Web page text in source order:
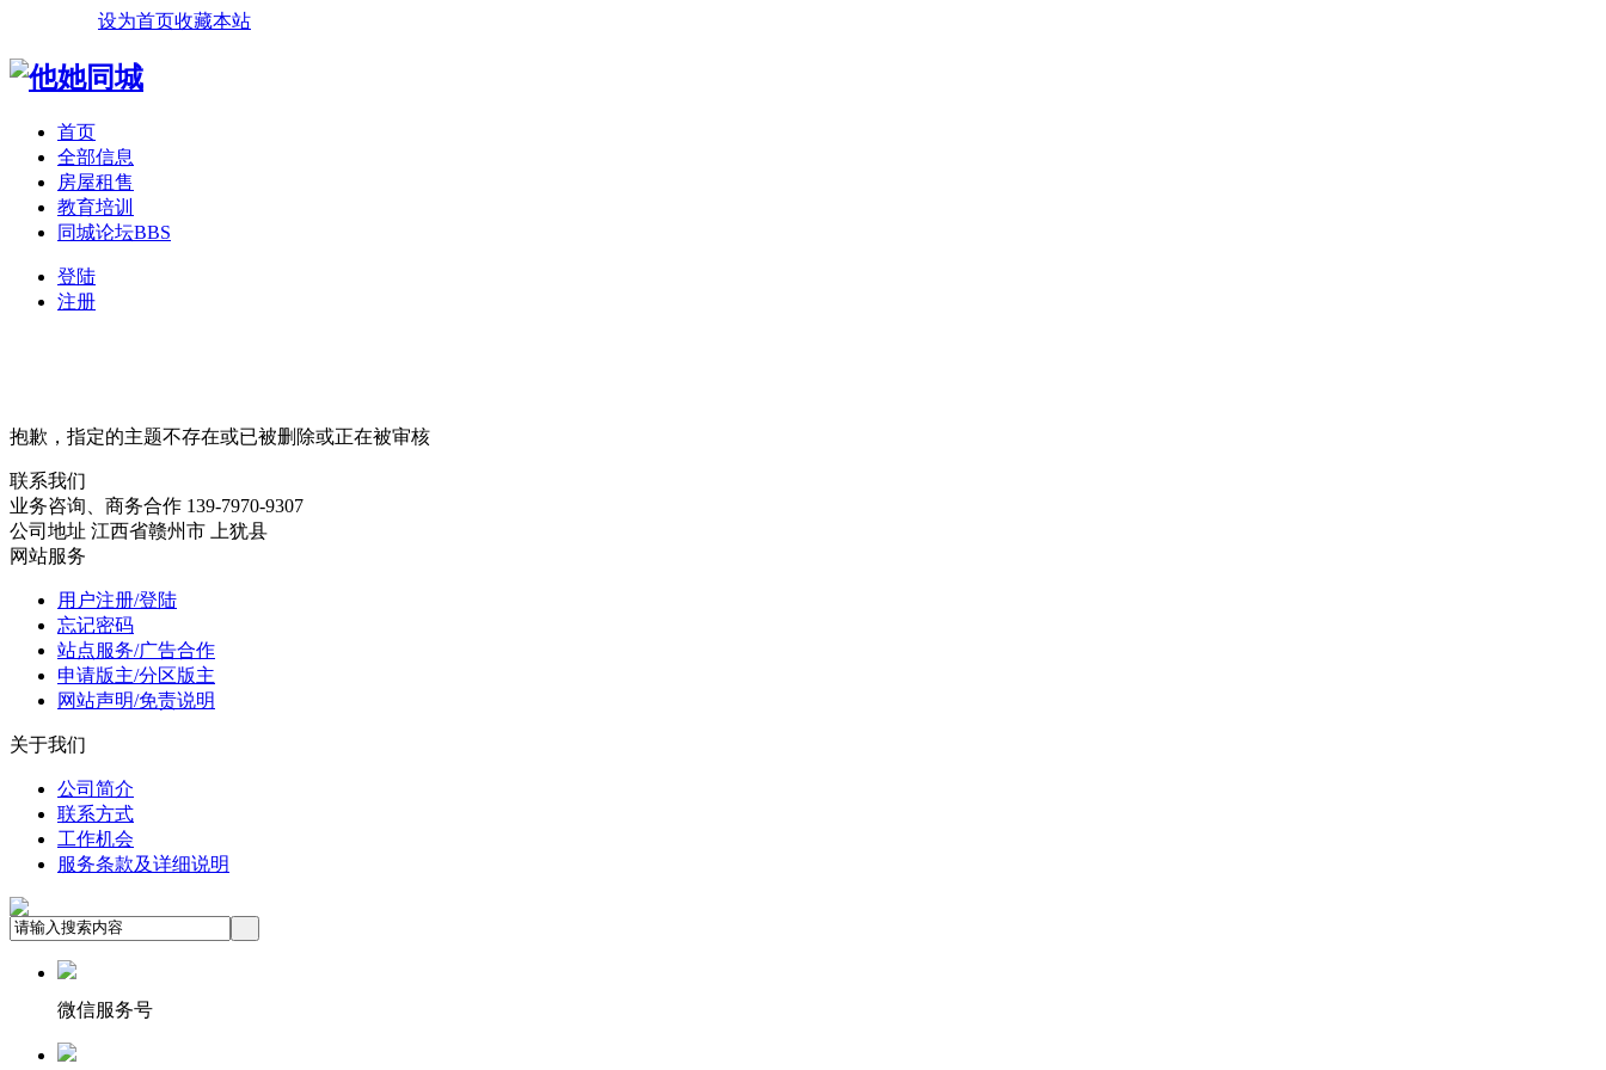
设为首页收藏本站
首页
全部信息
房屋租售
教育培训
同城论坛BBS
登陆
注册
抱歉，指定的主题不存在或已被删除或正在被审核
联系我们
业务咨询、商务合作 139-7970-9307
公司地址 江西省赣州市
上犹县
网站服务
用户注册/登陆
忘记密码
站点服务/广告合作
申请版主/分区版主
网站声明/免责说明
关于我们
公司简介
联系方式
工作机会
服务条款及详细说明
微信服务号